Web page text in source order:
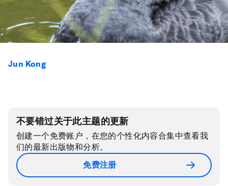
Jun Kong
不要错过关于此主题的更新
创建一个免费账户，在您的个性化内容合集中查看我
们的最新出版物和分析。
免费注册